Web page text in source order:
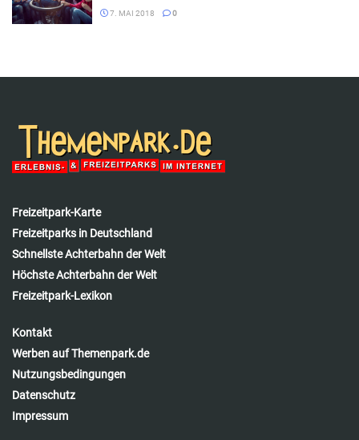
7. MAI 2018 0
Freizeitpark-Karte
Freizeitparks in Deutschland
Schnellste Achterbahn der Welt
Höchste Achterbahn der Welt
Freizeitpark-Lexikon
Kontakt
Werben auf Themenpark.de
Nutzungsbedingungen
Datenschutz
Impressum